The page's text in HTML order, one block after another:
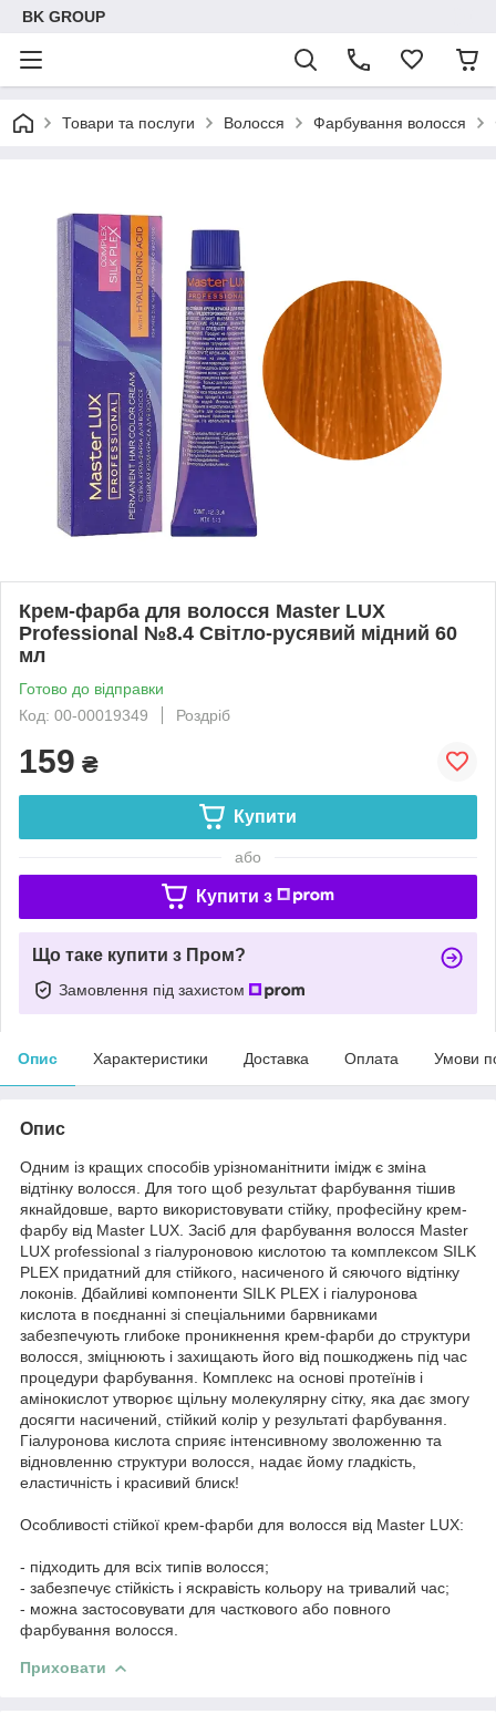
BK GROUP
Товари та послуги Волосся Фарбування волосся
Крем-фарба для волосся Master LUX
Professional №8.4 Світло-русявий мідний 60
мл
Готово до відправки
Код: 00-00019349
Роздріб
159 ₴
Купити
або
Купити з
Що таке купити з Пром?
Замовлення під захистом
Опис Характеристики Доставка Оплата Умови
Опис
Одним із кращих способів урізноманітнити імідж є зміна
відтінку волосся. Для того щоб результат фарбування тішив
якнайдовше, варто використовувати стійку, професійну крем-
фарбу від Master LUX. Засіб для фарбування волосся Master
LUX professional з гіалуроновою кислотою та комплексом SILK
PLEX придатний для стійкого, насиченого й сяючого відтінку
локонів. Дбайливі компоненти SILK PLEX і гіалуронова
кислота в поєднанні зі спеціальними барвниками
забезпечують глибоке проникнення крем-фарби до структури
волосся, зміцнюють і захищають його від пошкоджень під час
процедури фарбування. Комплекс на основі протеїнів і
амінокислот утворює щільну молекулярну сітку, яка дає змогу
досягти насичений, стійкий колір у результаті фарбування.
Гіалуронова кислота сприяє інтенсивному зволоженню та
відновленню структури волосся, надає йому гладкість,
еластичність і красивий блиск!
Особливості стійкої крем-фарби для волосся від Master LUX:
- підходить для всіх типів волосся;
- забезпечує стійкість і яскравість кольору на тривалий час;
- можна застосовувати для часткового або повного
фарбування волосся.
Приховати